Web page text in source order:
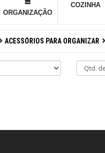
ORGANIZAÇÃO
COZINHA
ACESSÓRIOS PARA ORGANIZAR